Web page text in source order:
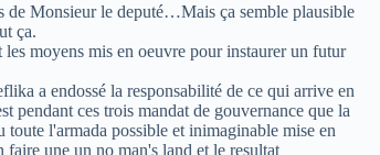
de Monsieur le deputé…Mais ça semble plausible
ça.
moyens mis en oeuvre pour instaurer un futur
a endossé la responsabilité de ce qui arrive en
pendant ces trois mandat de gouvernance que la
l'armada possible et inimaginable mise en
une un no man's land et le resultat